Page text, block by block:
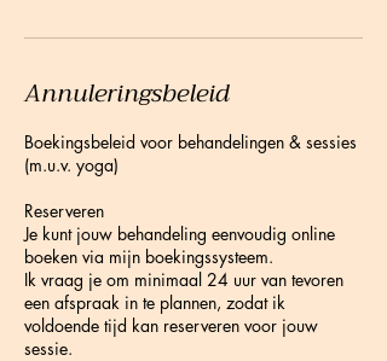
Annuleringsbeleid
Boekingsbeleid voor behandelingen & sessies
(m.u.v. yoga)
Reserveren
Je kunt jouw behandeling eenvoudig online
boeken via mijn boekingssysteem.
Ik vraag je om minimaal 24 uur van tevoren
een afspraak in te plannen, zodat ik
voldoende tijd kan reserveren voor jouw
sessie.